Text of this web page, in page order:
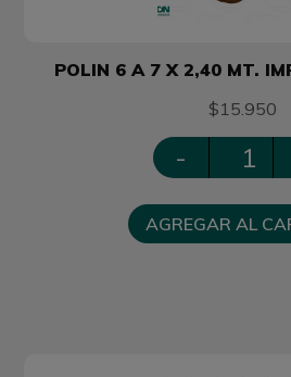
POLIN 6 A 7 X 2,40 MT.
$15.950
-
AGREGAR AL